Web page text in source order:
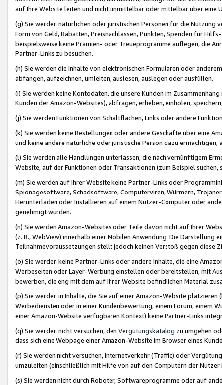
auf Ihre Website leiten und nicht unmittelbar oder mittelbar über eine
(g) Sie werden natürlichen oder juristischen Personen für die Nutzung
Form von Geld, Rabatten, Preisnachlässen, Punkten, Spenden für
beispielsweise keine Prämien- oder Treueprogramme auflegen, die
Partner-Links zu besuchen.
(h) Sie werden die Inhalte von elektronischen Formularen oder
abfangen, aufzeichnen, umleiten, auslesen, auslegen oder ausfüllen.
(i) Sie werden keine Kontodaten, die unsere Kunden im
Kunden der Amazon-Websites), abfragen, erheben, einholen,
(j) Sie werden Funktionen von Schaltflächen, Links oder andere
(k) Sie werden keine Bestellungen oder andere Geschäfte über eine
und keine andere natürliche oder juristische Person dazu
(l) Sie werden alle Handlungen unterlassen, die nach vernünftigem
Website, auf der Funktionen oder Transaktionen (zum Beispiel
(m) Sie werden auf Ihrer Website keine Partner-Links oder
Spionagesoftware, Schadsoftware, Computerviren, Würmern,
Herunterladen oder Installieren auf einem Nutzer-Computer oder
genehmigt wurden.
(n) Sie werden Amazon-Websites oder Teile davon nicht auf Ihrer
(z. B., WebView) innerhalb einer Mobilen Anwendung. Die Darstellung
Teilnahmevoraussetzungen stellt jedoch keinen Verstoß gegen diese
(o) Sie werden keine Partner-Links oder andere Inhalte, die eine
Werbeseiten oder Layer-Werbung einstellen oder bereitstellen, mit
bewerben, die eng mit dem auf Ihrer Website befindlichen Material
(p) Sie werden in Inhalte, die Sie auf einer Amazon-Website
Werbediensten oder in einer Kundenbewertung, einem Forum, einem
einer Amazon-Website verfügbaren Kontext) keine Partner-Links
(q) Sie werden nicht versuchen, den Vergütungskatalog zu umgehen
dass sich eine Webpage einer Amazon-Website im Browser eines
(r) Sie werden nicht versuchen, Internetverkehr (Traffic) oder
umzuleiten (einschließlich mit Hilfe von auf den Computern der
(s) Sie werden nicht durch Roboter, Softwareprogramme oder auf